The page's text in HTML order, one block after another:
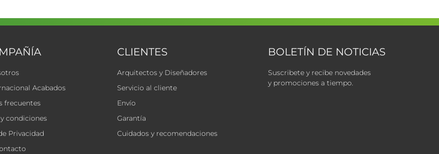
Acabados
frecuentes
condiciones
Privacidad
CLIENTES
Arquitectos y Diseñadores
Servicio al cliente
Envío
Garantía
Cuidados y recomendaciones
BOLETÍN DE NOTICIAS
Suscribete y recibe novedades
y promociones a tiempo.